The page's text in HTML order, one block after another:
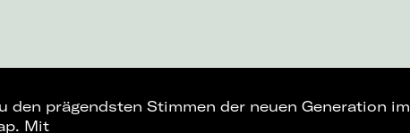
den prägendsten Stimmen der neuen Generation im
Mit